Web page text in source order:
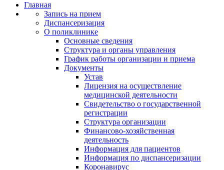
Главная
Запись на прием
Диспансеризация
О поликлинике
Основные сведения
Структура и органы управления
График работы организации и приема
Документы
Устав
Лицензия на осуществление
медицинской деятельности
Свидетельство о государственной
регистрации
Структура организации
Финансово-хозяйственная
деятельность
Информация для пациентов
Информация по диспансеризации
Коронавирус